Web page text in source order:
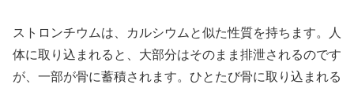
ストロンチウムは、カルシウムと似た性質を持ちます。人
体に取り込まれると、大部分はそのまま排泄されるのです
が、一部が骨に蓄積されます。ひとたび骨に取り込まれる